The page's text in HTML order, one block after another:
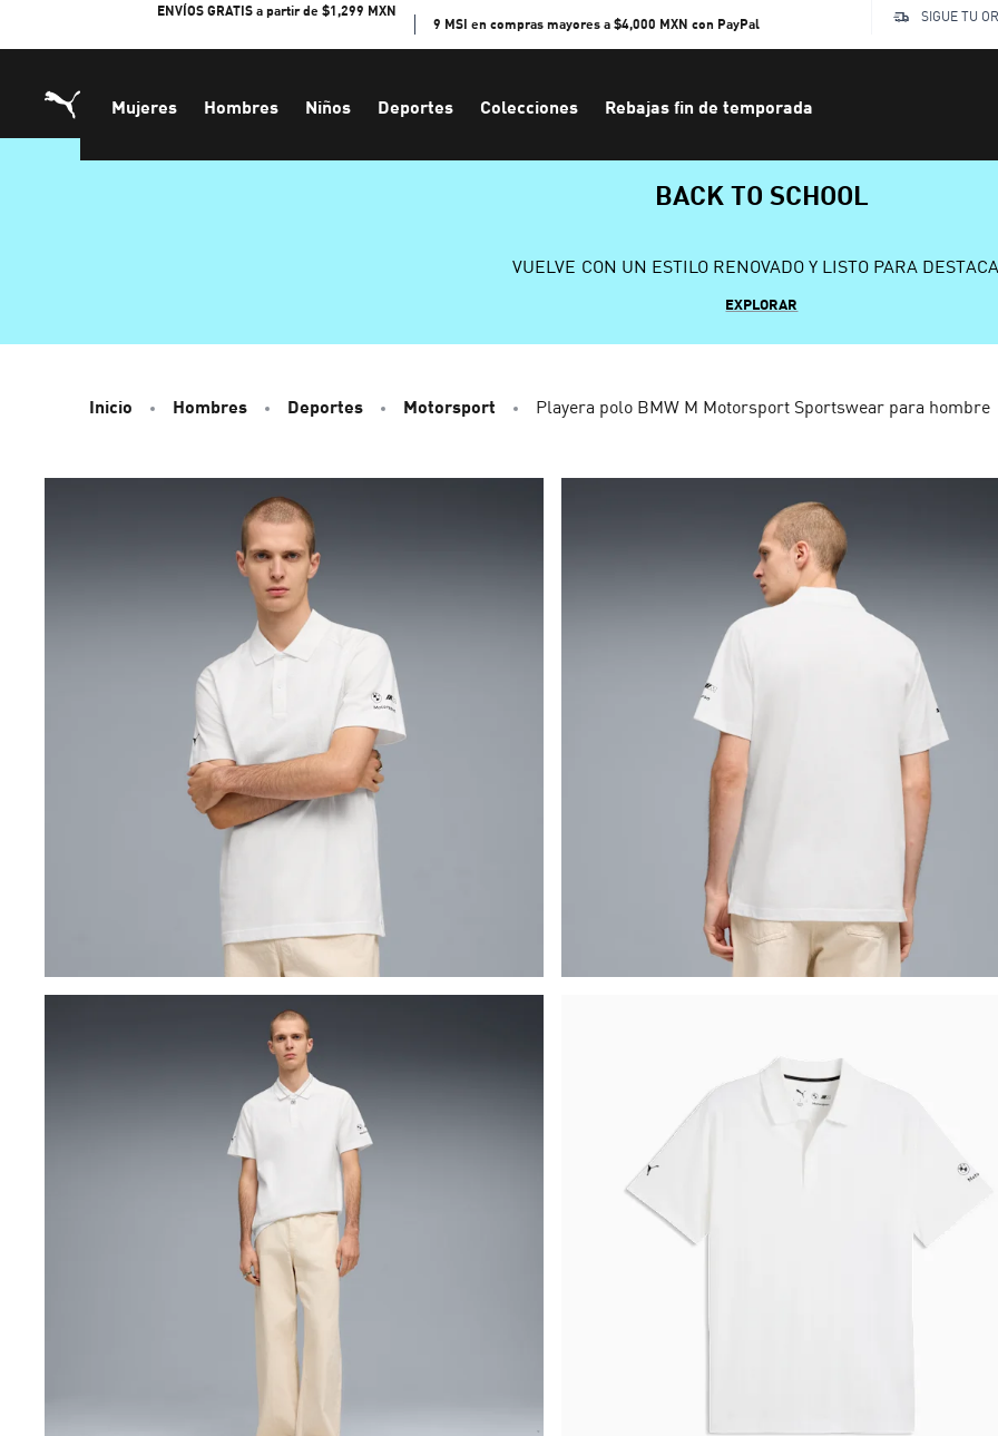
ENVÍOS GRATIS a partir de $1,299 MXN
9 MSI en compras mayores a $4,000 MXN con PayPal
SIGUE TU
Mujeres Hombres Niños Deportes Colecciones Rebajas fin de temporada
BACK TO SCHOOL
VUELVE CON UN ESTILO RENOVADO Y LISTO PARA
EXPLORAR
Inicio Hombres Deportes Motorsport Playera polo BMW M Motorsport Sportswear para hombre